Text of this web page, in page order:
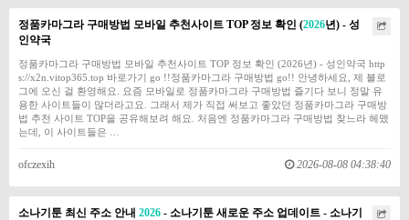
정품카마그라 구매방법 모바일 추천사이트 TOP 정보 확인 (2026년) - 성
인약국
정품카마그라 구매방법 모바일 추천사이트 TOP 정보 확인 (2026년) - 성인약국 http
s://x2n.vitop365.top 바로가기 go !!정품카마그라 구매방법 go!! 안녕하세요, 제 블로
그에 오신 걸 환영해요. 요즘 모바일로 정품카마그라 구매방법 즐기다 보니 정말 유
용한 사이트들이 많더라고요. 그래서 제가 직접 써보고 좋았던 정품카마그라 구매방
법 추천 사이트 TOP을 공유해보려 해요. 처음엔 정품카마그라 구매방법 찾느라 헤맸
는데, 이 사이트들은 …
ofczexih 2026-08-08 04:38:40
소나기툰 최신 주소 안내 2026 - 소나기툰 새로운 주소 업데이트 - 소나기